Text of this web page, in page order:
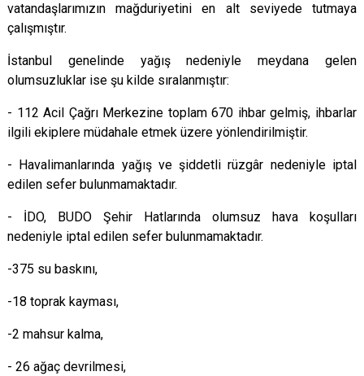
vatandaşlarımızın mağduriyetini en alt seviyede tutmaya
çalışmıştır.
İstanbul genelinde yağış nedeniyle meydana gelen
olumsuzluklar ise şu kilde sıralanmıştır:
- 112 Acil Çağrı Merkezine toplam 670 ihbar gelmiş, ihbarlar
ilgili ekiplere müdahale etmek üzere yönlendirilmiştir.
- Havalimanlarında yağış ve şiddetli rüzgâr nedeniyle iptal
edilen sefer bulunmamaktadır.
- İDO, BUDO Şehir Hatlarında olumsuz hava koşulları
nedeniyle iptal edilen sefer bulunmamaktadır.
-375 su baskını,
-18 toprak kayması,
-2 mahsur kalma,
- 26 ağaç devrilmesi,